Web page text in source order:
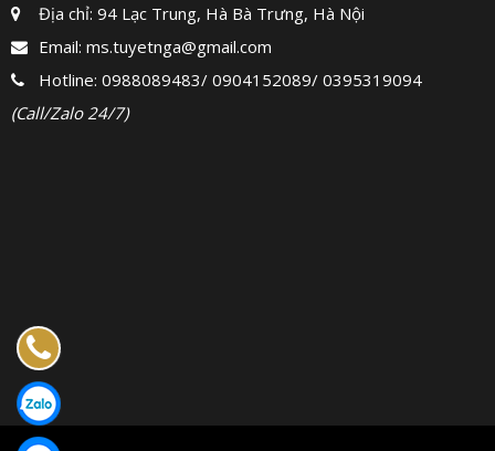
Địa chỉ: 94 Lạc Trung, Hà Bà Trưng, Hà Nội
Email: ms.tuyetnga@gmail.com
Hotline: 0988089483/ 0904152089/ 0395319094
(Call/Zalo 24/7)